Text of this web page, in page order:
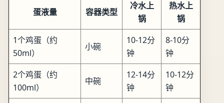
蛋液量 容器类型
冷水上
锅
热水上
锅
1个鸡蛋（约
50ml）
小碗
10-12分
钟
8-10分
钟
2个鸡蛋（约
100ml）
中碗
12-14分
钟
10-12分
钟